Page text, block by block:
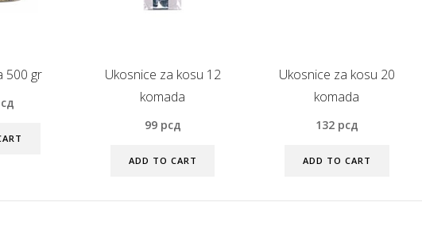
500 gr
Ukosnice za kosu 12
komada
99 рсд
ADD TO CART
Ukosnice za kosu 20
komada
132 рсд
ADD TO CART